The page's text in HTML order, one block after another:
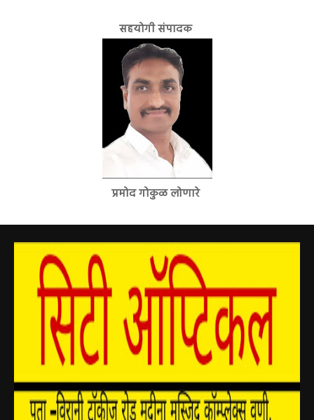
सहयोगी संपादक
प्रमोद गोकुळ लोणारे